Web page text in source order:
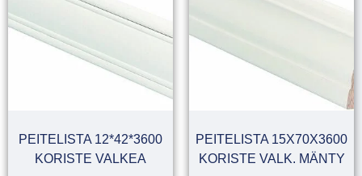
PEITELISTA 12*42*3600
KORISTE VALKEA
PEITELISTA 15X70X3600
KORISTE VALK. MÄNTY